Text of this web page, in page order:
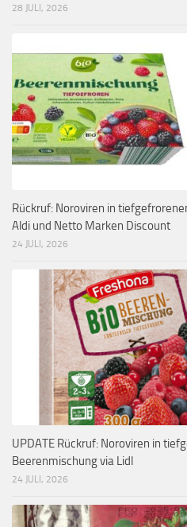
28 JULI, 2026
Rückruf: Noroviren in
Aldi und Netto Marken Discount
24 JULI, 2026
UPDATE Rückruf: Noroviren in
Beerenmischung via Lidl
24 JULI, 2026